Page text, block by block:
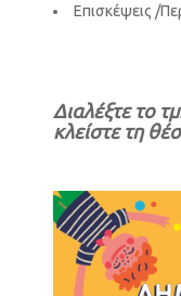
Επισκέψεις /
Διαλέξτε το
κλείστε τη